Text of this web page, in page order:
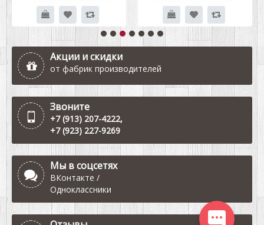
Акции и скидки
от фабрик производителей
Звоните
+7 (913) 207-4222,
+7 (923) 227-9269
Мы в соцсетях
ВКонтакте /
Одноклассники